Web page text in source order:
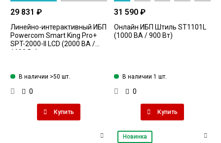
29 831 ₽
Линейно-интерактивный ИБП
Powercom Smart King Pro+
SPT-2000-II LCD (2000 ВА /
1600 Вт)
В наличии >50 шт.
0
Купить
31 590 ₽
Онлайн ИБП Штиль ST1101L
(1000 ВА / 900 Вт)
В наличии 1 шт.
0
Купить
Новинка